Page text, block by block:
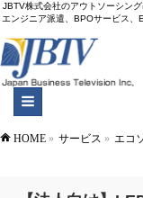
JBTV株式会社のアウトソーシン
エンジニア派遣、BPOサービス、
HOME » サービス » エコ